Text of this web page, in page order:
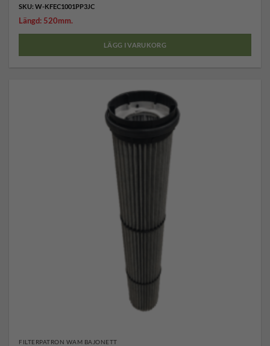
SKU: W-KFEC1001PP3JC
Längd: 520mm.
LÄGG I VARUKORG
FILTERPATRON WAM BAJONETT